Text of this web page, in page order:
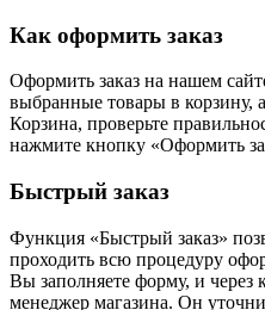
Как оформить заказ
Оформить заказ на нашем
выбранные товары в корзину,
Корзина, проверьте
нажмите кнопку «Оформить
Быстрый заказ
Функция «Быстрый заказ»
проходить всю процедуру
Вы заполняете форму, и через
менеджер магазина. Он